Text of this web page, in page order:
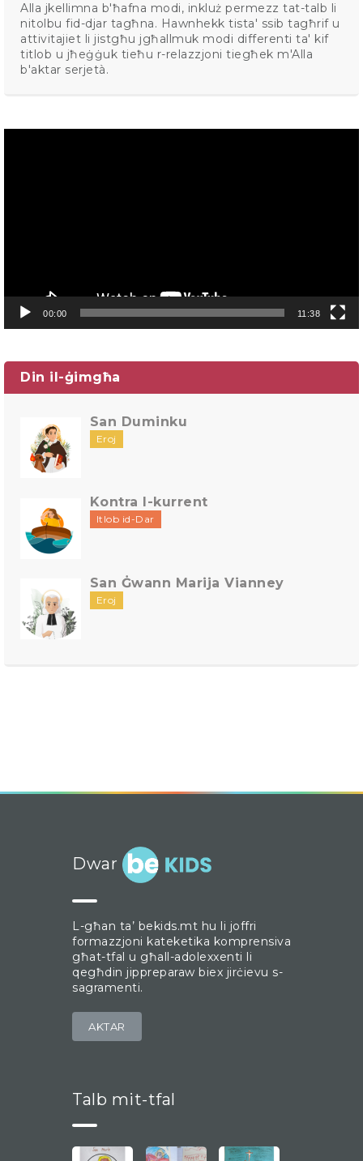
Alla jkellimna b'ħafna modi, inkluż permezz tat-talb li
nitolbu fid-djar tagħna. Hawnhekk tista' ssib tagħrif u
attivitajiet li jistgħu jgħallmuk modi differenti ta' kif
titlob u jħeġġuk tieħu r-relazzjoni tiegħek m'Alla
b'aktar serjetà.
00:00 11:38
Din il-ġimgħa
San Duminku
Eroj
Kontra l-kurrent
Itlob id-Dar
San Ġwann Marija Vianney
Eroj
Dwar
L-għan ta’ bekids.mt hu li joffri
formazzjoni kateketika komprensiva
għat-tfal u għall-adolexxenti li
qegħdin jippreparaw biex jirċievu s-
sagramenti.
AKTAR
Talb mit-tfal